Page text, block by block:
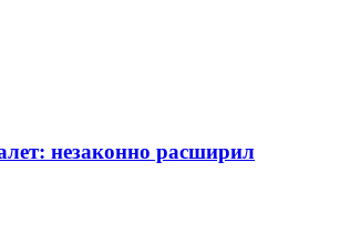
незаконно расширил